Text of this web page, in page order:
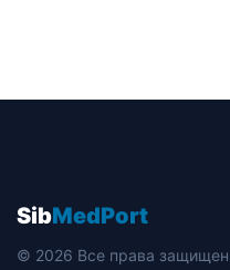
SibMedPort
© 2026 Все права